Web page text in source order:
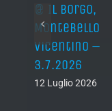
@ Il Borgo,
Montebello
Vicentino –
3.7.2026
12 Luglio 2026